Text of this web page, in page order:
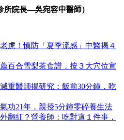
所院長—吳宛容中醫師）
虎！慎防「夏季流感」中醫揭４
百合雪梨茶食譜，按３大穴位宣
重醫師揭研究：飯前30分鐘，吃
功21年，親授5分鐘零碎養生法
翻紅？營養師：吃對這１件事，